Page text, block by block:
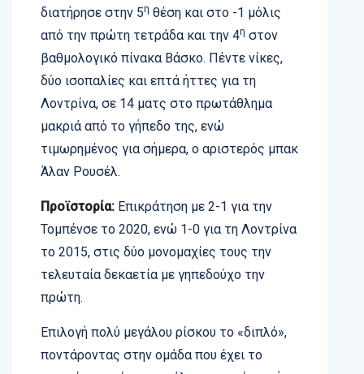
διατήρησε στην 5η θέση και στο -1 μόλις
από την πρώτη τετράδα και την 4η στον
βαθμολογικό πίνακα Βάσκο. Πέντε νίκες,
δύο ισοπαλίες και επτά ήττες για τη
Λοντρίνα, σε 14 ματς στο πρωτάθλημα
μακριά από το γήπεδο της, ενώ
τιμωρημένος για σήμερα, ο αριστερός μπακ
Άλαν Ρουσέλ.
Προϊστορία: Επικράτηση με 2-1 για την
Τομπένσε το 2020, ενώ 1-0 για τη Λοντρίνα
το 2015, στις δύο μονομαχίες τους την
τελευταία δεκαετία με γηπεδούχο την
πρώτη.
Επιλογή πολύ μεγάλου ρίσκου το «διπλό»,
ποντάροντας στην ομάδα που έχει το